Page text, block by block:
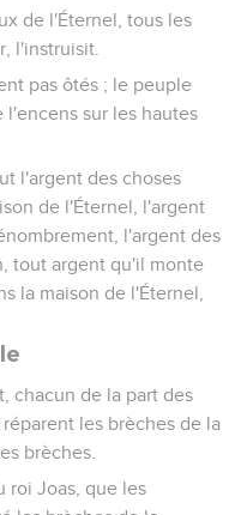
de l'Éternel, tous les
l'instruisit.
pas ôtés ; le peuple
sur les hautes
l'argent des choses
de l'Éternel, l'argent
l'argent des
tout argent qu'il monte
la maison de l'Éternel,
chacun de la part des
les brèches de la
brèches.
roi Joas, que les